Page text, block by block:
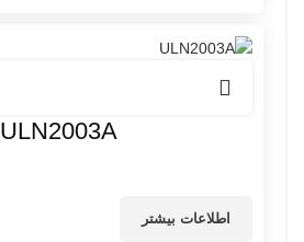
ULN2003A
اطلاعات بیشتر